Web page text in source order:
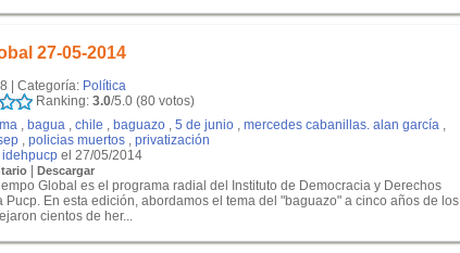
27-05-2014
| Categoría: Política
Ranking: 3.0/5.0 (80 votos)
, bagua , chile , baguazo , 5 de junio , mercedes cabanillas. alan garcía ,
, policias muertos , privatización
idehpucp el 27/05/2014
| Descargar
Global es el programa radial del Instituto de Democracia y Derechos
Pucp. En esta edición, abordamos el tema del "baguazo" a cinco años de los
cientos de her...